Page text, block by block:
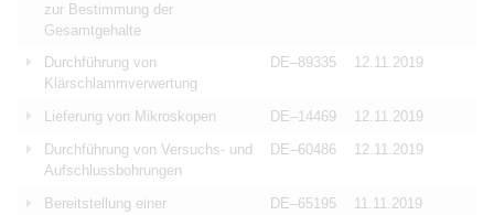
zur Bestimmung der
Gesamtgehalte
Durchführung von
Klärschlammverwertung
DE–89335 12.11.2019
Lieferung von Mikroskopen DE–14469
12.11.2019
Durchführung von Versuchs- und
Aufschlussbohrungen
DE–60486 12.11.2019
Bereitstellung einer
DE–65195 11.11.2019